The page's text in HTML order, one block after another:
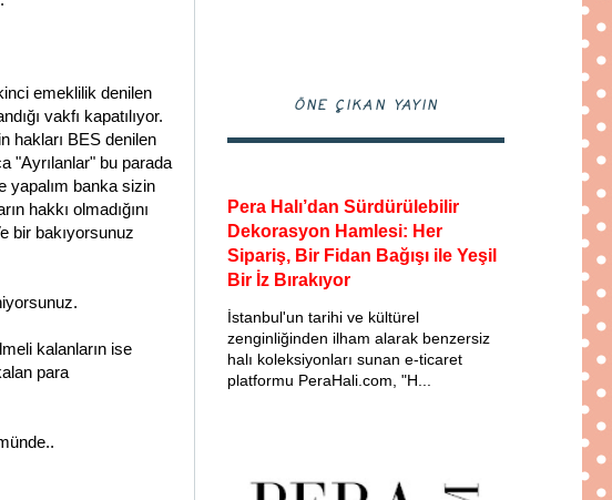
emeklilik denilen
vakfı kapatılıyor.
hakları BES denilen
"Ayrılanlar" bu parada
yapalım banka sizin
hakkı olmadığını
bir bakıyorsunuz
kalanların ise
para
ÖNE ÇIKAN YAYIN
Pera Halı’dan Sürdürülebilir
Dekorasyon Hamlesi: Her
Sipariş, Bir Fidan Bağışı ile Yeşil
Bir İz Bırakıyor
İstanbul'un tarihi ve kültürel
zenginliğinden ilham alarak benzersiz
halı koleksiyonları sunan e-ticaret
platformu PeraHali.com, "H...